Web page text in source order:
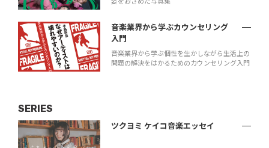
姿をおさめた写真集
音楽業界から学ぶカウンセリング
入門
音楽業界から学ぶ個性を生かしながら生活上の
問題の解決をはかるためのカウンセリング入門
SERIES
ツクヨミ ケイコ音楽エッセイ